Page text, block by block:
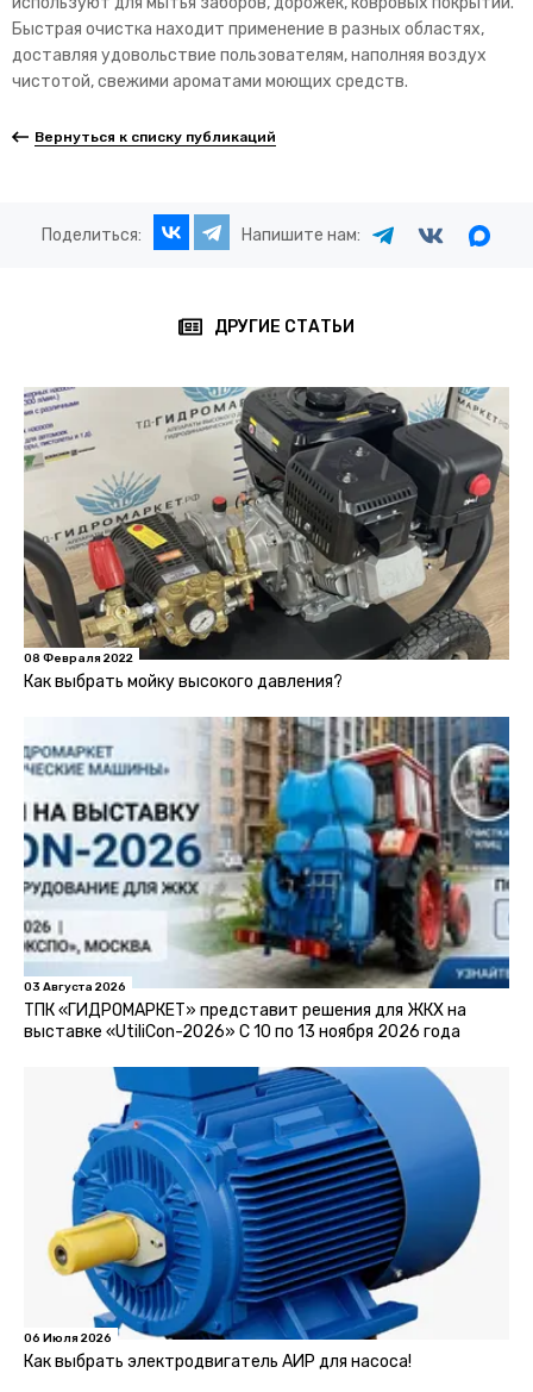
Быстрая очистка находит применение в разных областях,
доставляя удовольствие пользователям, наполняя воздух
чистотой, свежими ароматами моющих средств.
Вернуться к списку публикаций
Поделиться: Напишите нам:
ДРУГИЕ СТАТЬИ
08 Февраля 2022
Как выбрать мойку высокого давления?
03 Августа 2026
ТПК «ГИДРОМАРКЕТ» представит решения для ЖКХ на
выставке «UtiliCon-2026» С 10 по 13 ноября 2026 года
06 Июля 2026
Как выбрать электродвигатель АИР для насоса!